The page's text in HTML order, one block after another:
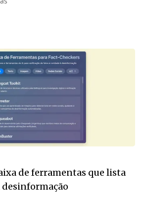
de ferramentas que lista